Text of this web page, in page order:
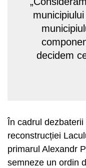
decidem
În cadrul
reconstrucției
primarul Alexandr
semneze un ordin